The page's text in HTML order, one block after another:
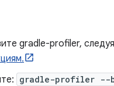
gradle-profiler, следуя
gradle-profiler --